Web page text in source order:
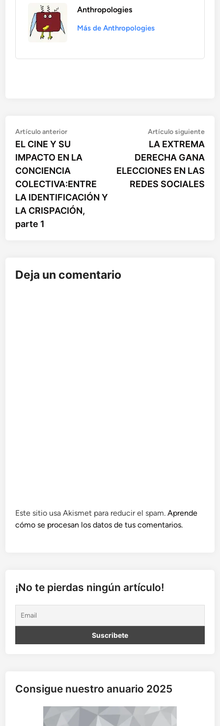
Anthropologies
Más de Anthropologies
Navegación
de
entradas
Artículo anteriorArtículo
anterior:
EL CINE Y SU
IMPACTO EN LA
CONCIENCIA
COLECTIVA:ENTRE
LA IDENTIFICACIÓN Y
LA CRISPACIÓN,
parte 1
Artículo siguiente
LA EXTREMA
DERECHA GANA
ELECCIONES EN LAS
REDES SOCIALES
Deja un comentario
Este sitio usa Akismet para reducir el spam.Aprende
cómo se procesan los datos de tus comentarios.
¡No te pierdas ningún artículo!
Consigue nuestro anuario 2025